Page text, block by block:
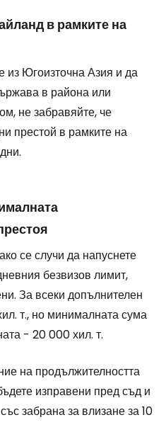
в рамките на
из Югоизточна Азия и да
в района или
не забравяйте, че
престой в рамките на
се случи да напуснете
безвизов лимит,
За всеки допълнителен
т., но минималната сума
- 20 000 хил. т.
на продължителността
изправени пред съд и
забрана за влизане за 10